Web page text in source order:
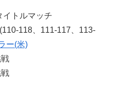
イトルマッチ
118、111-117、113-
ー(米)